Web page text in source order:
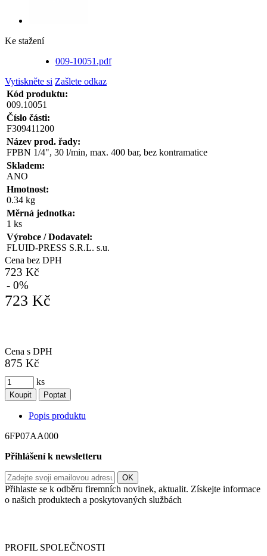
Ke stažení
009-10051.pdf
Vytiskněte si Zašlete odkaz
Kód produktu:
009.10051
Číslo části:
F309411200
Název prod. řady:
FPBN 1/4", 30 l/min, max. 400 bar, bez kontramatice
Skladem:
ANO
Hmotnost:
0.34 kg
Měrná jednotka:
1 ks
Výrobce / Dodavatel:
FLUID-PRESS S.R.L. s.u.
Cena bez DPH
723 Kč
- 0%
723 Kč
Cena s DPH
875 Kč
ks
Koupit Poptat
Popis produktu
6FP07AA000
Přihlášení k newsletteru
Přihlaste se k odběru firemních novinek, aktualit. Získejte informace
o našich produktech a poskytovaných službách
PROFIL SPOLEČNOSTI